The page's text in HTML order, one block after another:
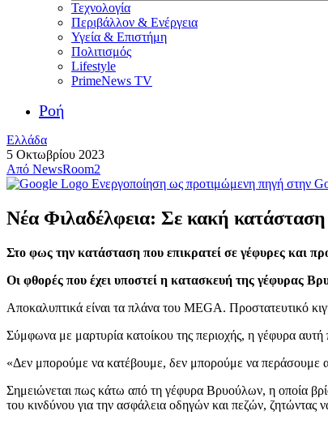
Τεχνολογία
Περιβάλλον & Ενέργεια
Υγεία & Επιστήμη
Πολιτισμός
Lifestyle
PrimeNews TV
Ροή
Ελλάδα
5 Οκτωβρίου 2023
Από NewsRoom2
Ενεργοποίηση ως προτιμώμενη πηγή στην
Νέα Φιλαδέλφεια: Σε κακή
Στο φως την κατάσταση που επικρατεί σε γέφυρες και
Οι φθορές που έχει υποστεί η κατασκευή της γέφυρας
Αποκαλυπτικά είναι τα πλάνα του MEGA. Προστατευτικό
Σύμφωνα με μαρτυρία κατοίκου της περιοχής, η γέφυρα
«Δεν μπορούμε να κατέβουμε, δεν μπορούμε να περάσουμε
Σημειώνεται πως κάτω από τη γέφυρα Βρυούλων, η οποία
του κινδύνου για την ασφάλεια οδηγών και πεζών, ζητώντας